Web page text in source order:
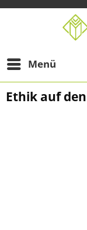
Menü
Ethik auf